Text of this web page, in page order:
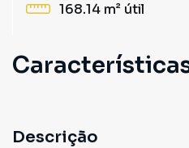
168.14 m² útil
Descrição